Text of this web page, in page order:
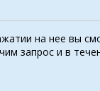
на нее вы
запрос и в